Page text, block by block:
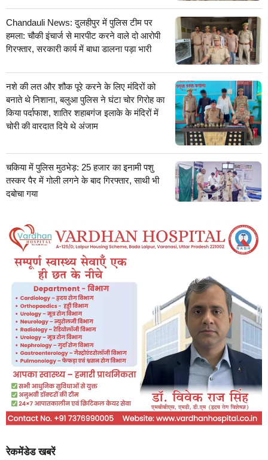
Chandauli News: दुलहीपुर में पुलिस टीम पर
हमला: चौकी इंचार्ज से मारपीट करने वाले दो आरोपी
गिरफ्तार, सरकारी कार्य में बाधा डालना पड़ा भारी
नशे की लत और शौक पूरे करने के लिए मंदिरों को
बनाते थे निशाना, बलुआ पुलिस ने घंटा चोर गिरोह का
किया पर्दाफाश, शातिर शहाबगंज इलाके के मंदिरों में
चोरी की वारदात दिये थे अंजाम
चकिया में पुलिस मुठभेड़: 25 हजार का इनामी पशु
तस्कर पैर में गोली लगने के बाद गिरफ्तार, साथी भी
दबोचा गया
रेकमेंडेड खबरें